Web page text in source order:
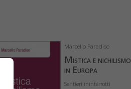
Marcello Paradiso
Mistica e nichilismo
in Europa
Sentieri ininterrotti